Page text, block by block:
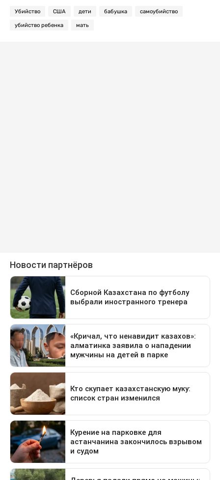
Убийство США дети бабушка самоубийство
убийство ребенка мать